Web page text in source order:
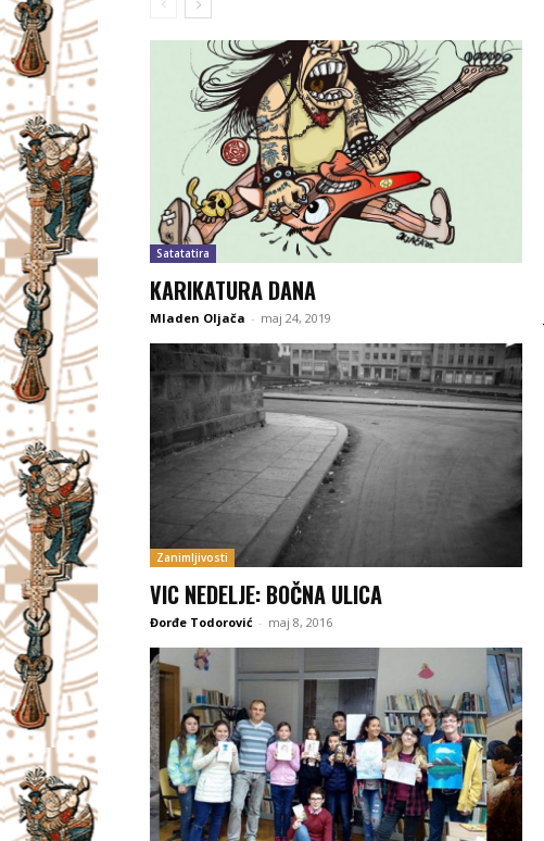
Satatatira
KARIKATURA DANA
Mladen Oljača - maj 24, 2019
Zanimljivosti
VIC NEDELJE: BOČNA ULICA
Đorđe Todorović - maj 8, 2016